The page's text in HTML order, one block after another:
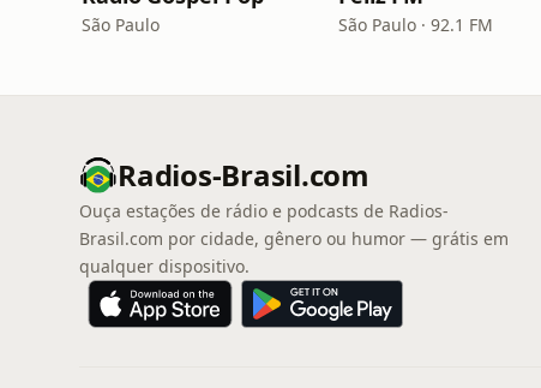
São Paulo São Paulo · 92.1 FM
Radios-Brasil.com
Ouça estações de rádio e podcasts de Radios-
Brasil.com por cidade, gênero ou humor — grátis em
qualquer dispositivo.